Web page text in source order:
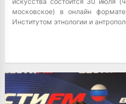
московское) в онлайн
Институтом этнологии и